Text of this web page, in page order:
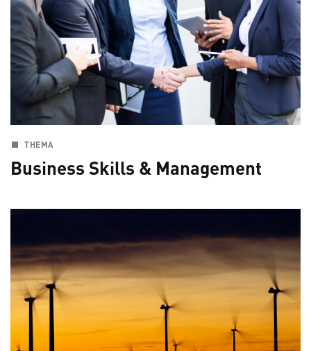
THEMA
Business Skills & Management